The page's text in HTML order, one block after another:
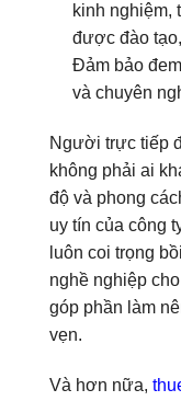
kinh nghiệm,
được đào
Đảm bảo
và chuyên
Người trực tiếp
không phải ai
độ và phong
uy tín của công
luôn coi trọng
nghề nghiệp
góp phần làm
vẹn.
Và hơn nữa,